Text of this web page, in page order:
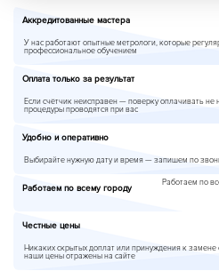
Аккредитованные мастера
У нас работают опытные метрологи, которые
профессиональное обучением
Оплата только за результат
Если счётчик неисправен — поверку оплачивать не
процедуры проводятся при вас
Удобно и оперативно
Выбирайте нужную дату и время — запишем по
Работаем по всему городу
Работаем по
Честные цены
Никаких скрытых доплат или принуждения к замене
наши цены отражены на сайте